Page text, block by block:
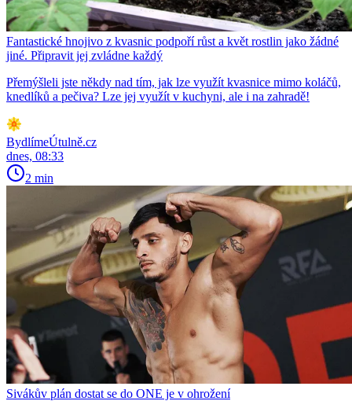
Fantastické hnojivo z kvasnic podpoří růst a květ rostlin jako žádné
jiné. Připravit jej zvládne každý
Přemýšleli jste někdy nad tím, jak lze využít kvasnice mimo koláčů,
knedlíků a pečiva? Lze jej využít v kuchyni, ale i na zahradě!
BydlímeÚtulně.cz
dnes, 08:33
2 min
Sivákův plán dostat se do ONE je v ohrožení